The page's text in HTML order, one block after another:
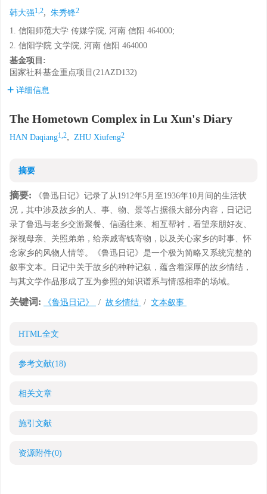
韩大强1,2, 朱秀锋2
1. 信阳师范大学 传媒学院, 河南 信阳 464000;
2. 信阳学院 文学院, 河南 信阳 464000
基金项目:
国家社科基金重点项目(21AZD132)
详细信息
The Hometown Complex in Lu Xun's Diary
HAN Daqiang1,2, ZHU Xiufeng2
摘要
摘要: 《鲁迅日记》记录了从1912年5月至1936年10月间的生活状
况，其中涉及故乡的人、事、物、景等占据很大部分内容，日记记
录了鲁迅与老乡交游聚餐、信函往来、相互帮衬，看望亲朋好友、
探视母亲、关照弟弟，给亲戚寄钱寄物，以及关心家乡的时事、怀
念家乡的风物人情等。《鲁迅日记》是一个极为简略又系统完整的
叙事文本。日记中关于故乡的种种记叙，蕴含着深厚的故乡情结，
与其文学作品形成了互为参照的知识谱系与情感相牵的场域。
关键词: 《鲁迅日记》 / 故乡情结 / 文本叙事
HTML全文
参考文献(18)
相关文章
施引文献
资源附件(0)